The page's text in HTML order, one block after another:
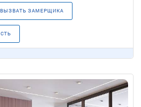
ВЫЗВАТЬ ЗАМЕРЩИКА